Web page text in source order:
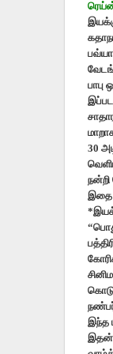
ரெய்ன்
பாபு
30
நன்றி
இதை
இந்த
இதன்